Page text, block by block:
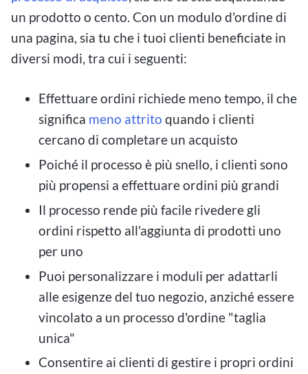
un prodotto o cento. Con un modulo d'ordine di
una pagina, sia tu che i tuoi clienti beneficiate in
diversi modi, tra cui i seguenti:
Effettuare ordini richiede meno tempo, il che
significa meno attrito quando i clienti
cercano di completare un acquisto
Poiché il processo è più snello, i clienti sono
più propensi a effettuare ordini più grandi
Il processo rende più facile rivedere gli
ordini rispetto all'aggiunta di prodotti uno
per uno
Puoi personalizzare i moduli per adattarli
alle esigenze del tuo negozio, anziché essere
vincolato a un processo d'ordine "taglia
unica"
Consentire ai clienti di gestire i propri ordini